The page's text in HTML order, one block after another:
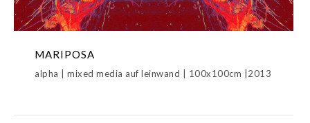
MARIPOSA
alpha | mixed media auf leinwand | 100x100cm |2013